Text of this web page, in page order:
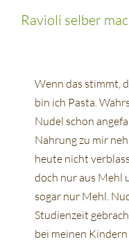
Ravioli selber
Wenn das stimmt,
bin ich Pasta.
Nudel schon
Nahrung zu mir
heute nicht
doch nur aus Mehl
sogar nur Mehl.
Studienzeit
bei meinen